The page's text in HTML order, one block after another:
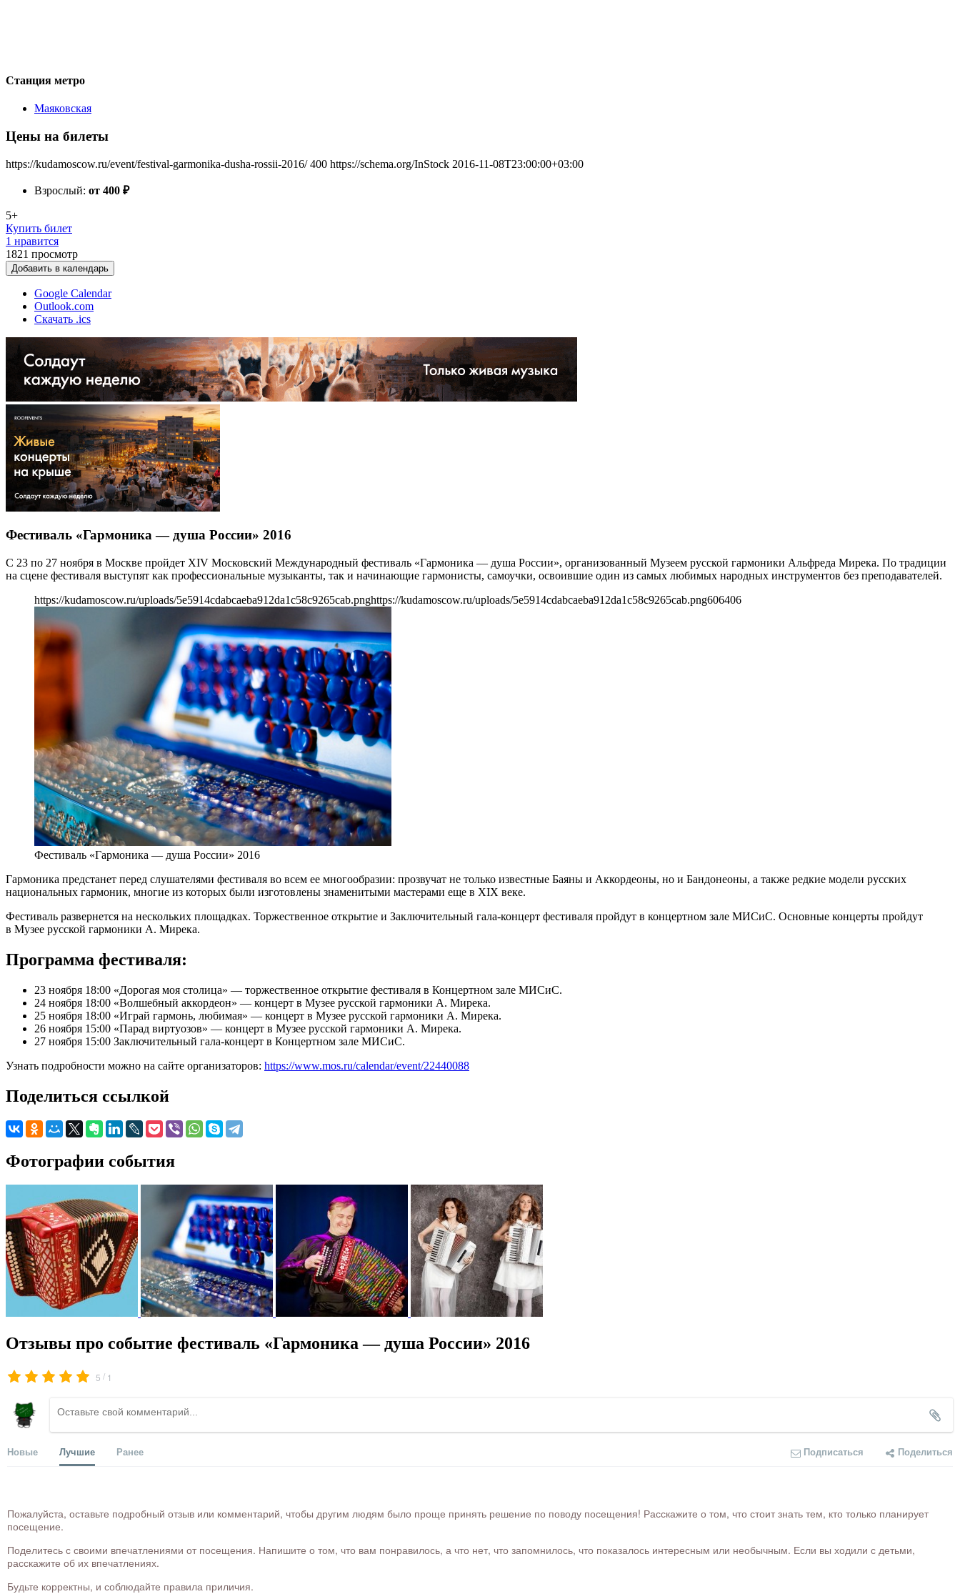
Станция метро
Маяковская
Цены на билеты
https://kudamoscow.ru/event/festival-garmonika-dusha-rossii-2016/ 400 https://schema.org/InStock 2016-11-08T23:00:00+03:00
Взрослый: от 400 ₽
5+
Купить билет
1 нравится
1821 просмотр
Добавить в календарь
Google Calendar
Outlook.com
Скачать .ics
Фестиваль «Гармоника — душа России» 2016
С 23 по 27 ноября в Москве пройдет XIV Московский Международный фестиваль «Гармоника — душа России», организованный Музеем русской гармоники Альфреда Мирека. По традиции
на сцене фестиваля выступят как профессиональные музыканты, так и начинающие гармонисты, самоучки, освоившие один из самых любимых народных инструментов без преподавателей.
https://kudamoscow.ru/uploads/5e5914cdabcaeba912da1c58c9265cab.pnghttps://kudamoscow.ru/uploads/5e5914cdabcaeba912da1c58c9265cab.png606406
Фестиваль «Гармоника — душа России» 2016
Гармоника предстанет перед слушателями фестиваля во всем ее многообразии: прозвучат не только известные Баяны и Аккордеоны, но и Бандонеоны, а также редкие модели русских
национальных гармоник, многие из которых были изготовлены знаменитыми мастерами еще в XIX веке.
Фестиваль развернется на нескольких площадках. Торжественное открытие и Заключительный гала-концерт фестиваля пройдут в концертном зале МИСиС. Основные концерты пройдут
в Музее русской гармоники А. Мирека.
Программа фестиваля:
23 ноября 18:00 «Дорогая моя столица» — торжественное открытие фестиваля в Концертном зале МИСиС.
24 ноября 18:00 «Волшебный аккордеон» — концерт в Музее русской гармоники А. Мирека.
25 ноября 18:00 «Играй гармонь, любимая» — концерт в Музее русской гармоники А. Мирека.
26 ноября 15:00 «Парад виртуозов» — концерт в Музее русской гармоники А. Мирека.
27 ноября 15:00 Заключительный гала-концерт в Концертном зале МИСиС.
Узнать подробности можно на сайте организаторов: https://www.mos.ru/calendar/event/22440088
Поделиться ссылкой
Фотографии события
Отзывы про событие фестиваль «Гармоника — душа России» 2016
5 / 1
Новые Лучшие Ранее Подписаться Поделиться
Пожалуйста, оставьте подробный отзыв или комментарий, чтобы другим людям было проще принять решение по поводу посещения! Расскажите о том, что стоит знать тем, кто только планирует
посещение.
Поделитесь с своими впечатлениями от посещения. Напишите о том, что вам понравилось, а что нет, что запомнилось, что показалось интересным или необычным. Если вы ходили с детьми,
расскажите об их впечатлениях.
Будьте корректны, и соблюдайте правила приличия.